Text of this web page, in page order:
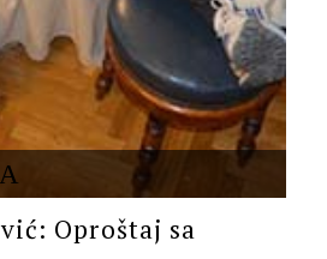
Oproštaj sa